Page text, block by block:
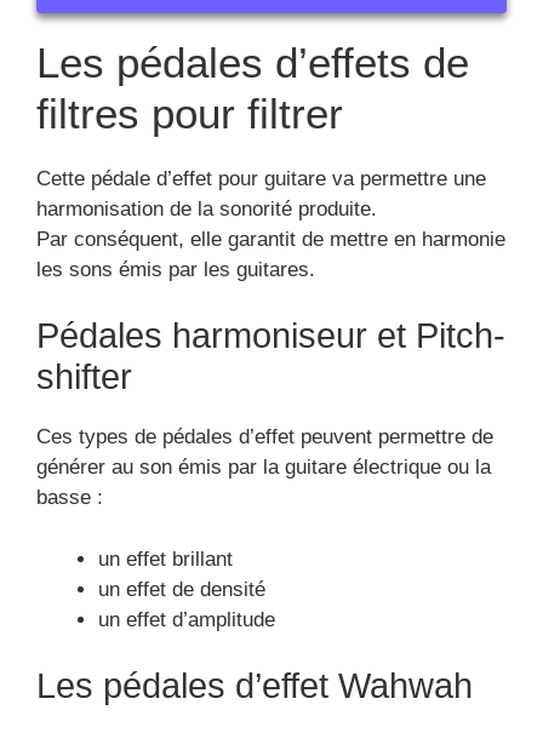
Les pédales d’effets de
filtres pour filtrer
Cette pédale d’effet pour guitare va permettre une
harmonisation de la sonorité produite.
Par conséquent, elle garantit de mettre en harmonie
les sons émis par les guitares.
Pédales harmoniseur et Pitch-
shifter
Ces types de pédales d’effet peuvent permettre de
générer au son émis par la guitare électrique ou la
basse :
un effet brillant
un effet de densité
un effet d’amplitude
Les pédales d’effet Wahwah